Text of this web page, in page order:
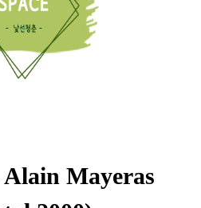
Mayeras